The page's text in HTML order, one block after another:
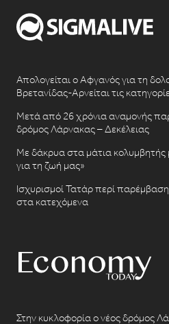
Απολογείται ο Αφγανός για τη
Βρετανίδας-Αρνείται τις
Μετά από 26 χρόνια αναμονής
δρόμος Λάρνακας – Δεκέλειας
Με δάκρυα στα μάτια κολυμβητής
για τη ζωή μας»
Ισχυρισμοί Τατάρ περί
στα κατεχόμενα
Στην κυκλοφορία ο νέος δρόμος